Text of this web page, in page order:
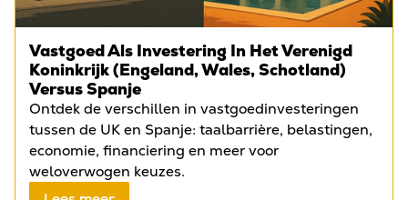
Vastgoed Als Investering In Het Verenigd
Koninkrijk (Engeland, Wales, Schotland)
Versus Spanje
Ontdek de verschillen in vastgoedinvesteringen
tussen de UK en Spanje: taalbarrière, belastingen,
economie, financiering en meer voor
weloverwogen keuzes.